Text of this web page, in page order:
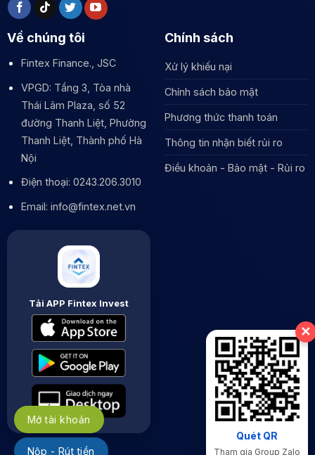
Về chúng tôi
Fintex Finance., JSC
VPGD: Tầng 3, Tòa nhà
Thái Lâm Plaza, số 52
đường Thanh Liệt, Phường
Thanh Liệt, Thành phố Hà
Nội
Điện thoại: 0243.206.3010
Email: info@fintex.net.vn
Chính sách
Xử lý khiếu nại
Chính sách bảo mật
Phương thức thanh toán
Thông tin nhận biết rủi ro
Điều khoản - Bảo mật - Rủi ro
Tải APP Fintex Invest
✕
Quét QR
Tham gia Group Zalo
Mở tài khoản
Nộp - Rút tiền